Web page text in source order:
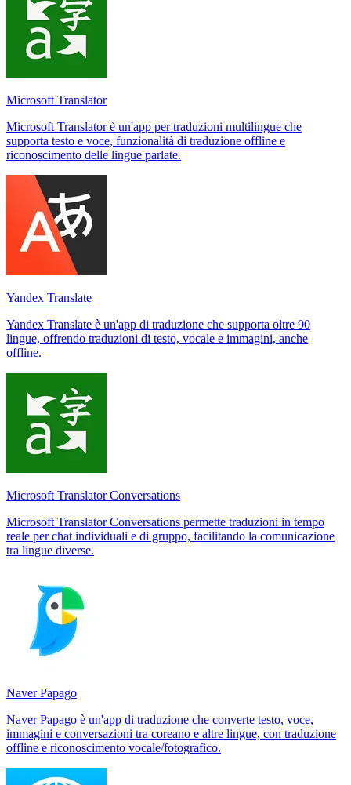
Microsoft Translator
Microsoft Translator è un'app per traduzioni multilingue che
supporta testo e voce, funzionalità di traduzione offline e
riconoscimento delle lingue parlate.
Yandex Translate
Yandex Translate è un'app di traduzione che supporta oltre 90
lingue, offrendo traduzioni di testo, vocale e immagini, anche
offline.
Microsoft Translator Conversations
Microsoft Translator Conversations permette traduzioni in tempo
reale per chat individuali e di gruppo, facilitando la comunicazione
tra lingue diverse.
Naver Papago
Naver Papago è un'app di traduzione che converte testo, voce,
immagini e conversazioni tra coreano e altre lingue, con traduzione
offline e riconoscimento vocale/fotografico.